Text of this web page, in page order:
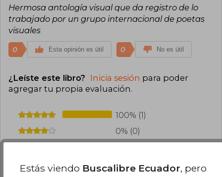
Hermosa antología visual que da registro de lo
trabajado por un grupo internacional de poetas
visuales
0 Esta opinión es útil 0 No es útil
¿Leíste este libro? Inicia sesión para poder
agregar tu propia evaluación.
100% (1)
0% (0)
0% (0)
Estás viendo Buscalibre Ecuador, pero